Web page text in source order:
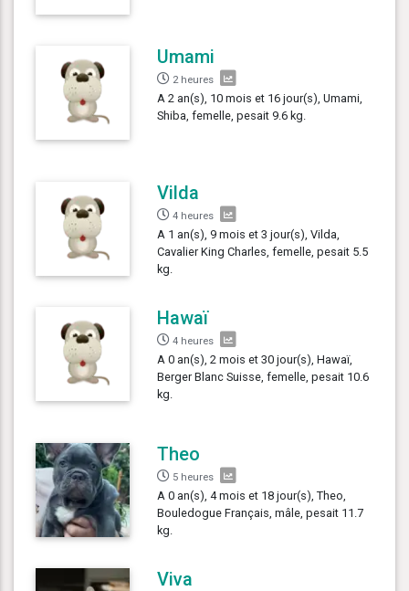
Umami
2 heures
A 2 an(s), 10 mois et 16 jour(s), Umami,
Shiba, femelle, pesait 9.6 kg.
Vilda
4 heures
A 1 an(s), 9 mois et 3 jour(s), Vilda,
Cavalier King Charles, femelle, pesait 5.5
kg.
Hawaï
4 heures
A 0 an(s), 2 mois et 30 jour(s), Hawaï,
Berger Blanc Suisse, femelle, pesait 10.6
kg.
Theo
5 heures
A 0 an(s), 4 mois et 18 jour(s), Theo,
Bouledogue Français, mâle, pesait 11.7
kg.
Viva